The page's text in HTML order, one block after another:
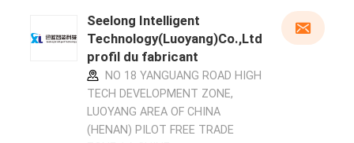
Seelong Intelligent
Technology(Luoyang)Co.,Ltd
profil du fabricant
NO 18 YANGUANG ROAD HIGH
TECH DEVELOPMENT ZONE,
LUOYANG AREA OF CHINA
(HENAN) PILOT FREE TRADE